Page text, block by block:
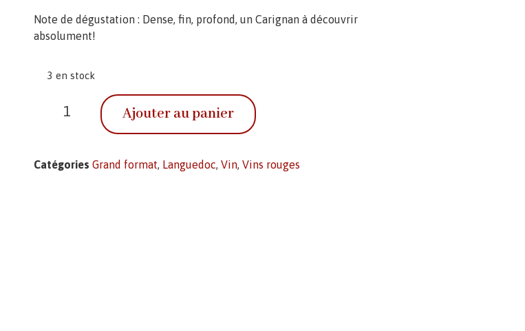
Note de dégustation : Dense, fin, profond, un Carignan à découvrir
absolument!
3 en stock
Ajouter au panier
Catégories Grand format, Languedoc, Vin, Vins rouges